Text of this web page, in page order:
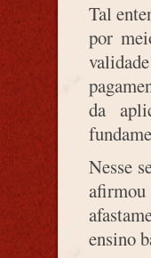
Tal
por
da
Nesse
ensino